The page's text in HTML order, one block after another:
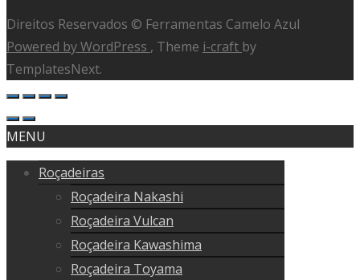
Direitos Reservados © Ferramentas Camelo Azul
Powered by WordPress , Theme i-craft by
TemplatesNext.
MENU
Roçadeiras
Roçadeira Nakashi
Roçadeira Vulcan
Roçadeira Kawashima
Roçadeira Toyama